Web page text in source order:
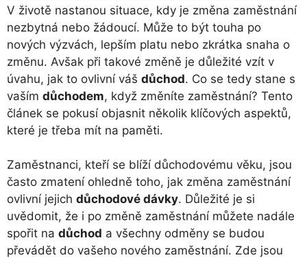
V životě nastanou situace, kdy je změna zaměstnání
nezbytná nebo žádoucí. Může to být touha po
nových výzvách, lepším platu nebo zkrátka snaha o
změnu. Avšak při takové změně je důležité vzít v
úvahu, jak to ovlivní váš důchod. Co se tedy stane s
vaším důchodem, když změníte zaměstnání? Tento
článek se pokusí objasnit několik klíčových aspektů,
které je třeba mít na paměti.
Zaměstnanci, kteří se blíží důchodovému věku, jsou
často zmatení ohledně toho, jak změna zaměstnání
ovlivní jejich důchodové dávky. Důležité je si
uvědomit, že i po změně zaměstnání můžete nadále
spořit na důchod a všechny odměny se budou
převádět do vašeho nového zaměstnání. Zde jsou